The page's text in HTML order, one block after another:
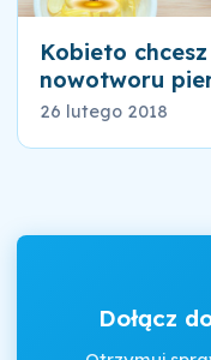
Kobieto
nowotworu
26 lutego 2018
Dołącz